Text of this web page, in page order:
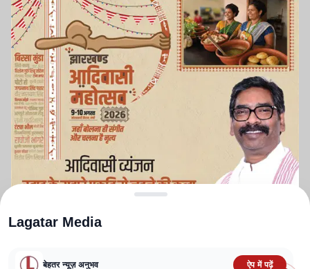
Lagatar Media
बेहतर न्यूज़ अनुभव ऐप में पढ़ें